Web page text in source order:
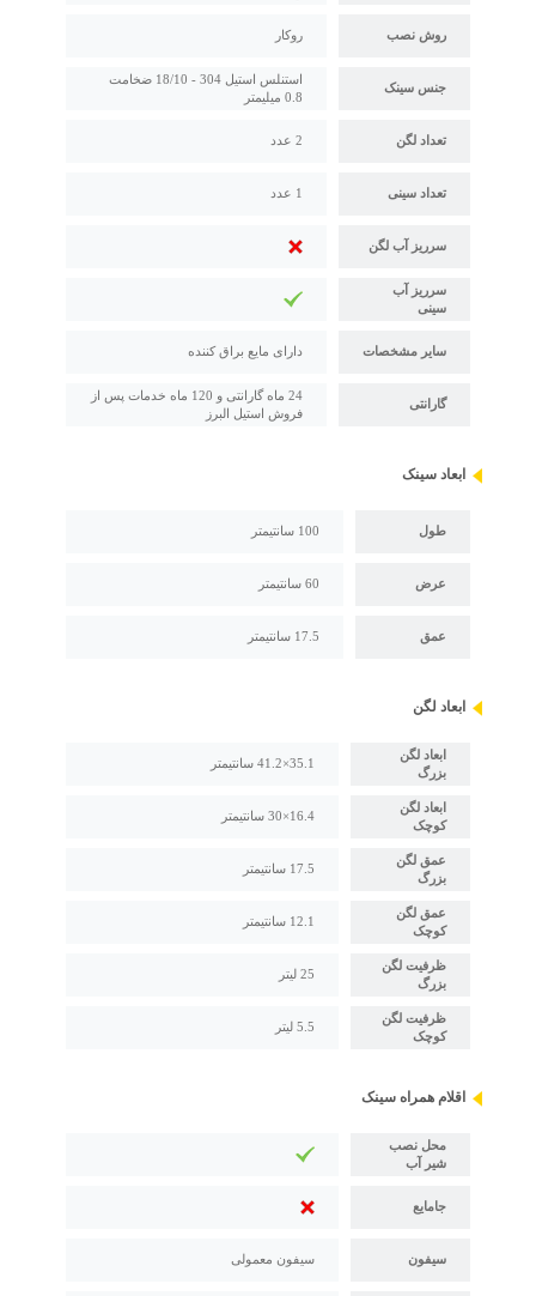
روش نصب روکار
جنس سینک
استنلس استیل 304 - 18/10 ضخامت
0.8 میلیمتر
تعداد لگن 2 عدد
تعداد سینی 1 عدد
سرریز آب لگن
سرریز آب
سینی
سایر مشخصات دارای مایع براق کننده
گارانتی
24 ماه گارانتی و 120 ماه خدمات پس از
فروش استیل البرز
ابعاد سینک
طول 100 سانتیمتر
عرض 60 سانتیمتر
عمق 17.5 سانتیمتر
ابعاد لگن
ابعاد لگن
بزرگ
35.1×41.2 سانتیمتر
ابعاد لگن
کوچک
16.4×30 سانتیمتر
عمق لگن
بزرگ
17.5 سانتیمتر
عمق لگن
کوچک
12.1 سانتیمتر
ظرفیت لگن
بزرگ
25 لیتر
ظرفیت لگن
کوچک
5.5 لیتر
اقلام همراه سینک
محل نصب
شیر آب
جامایع
سیفون سیفون معمولی